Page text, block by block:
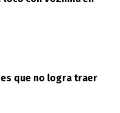
es que no logra traer